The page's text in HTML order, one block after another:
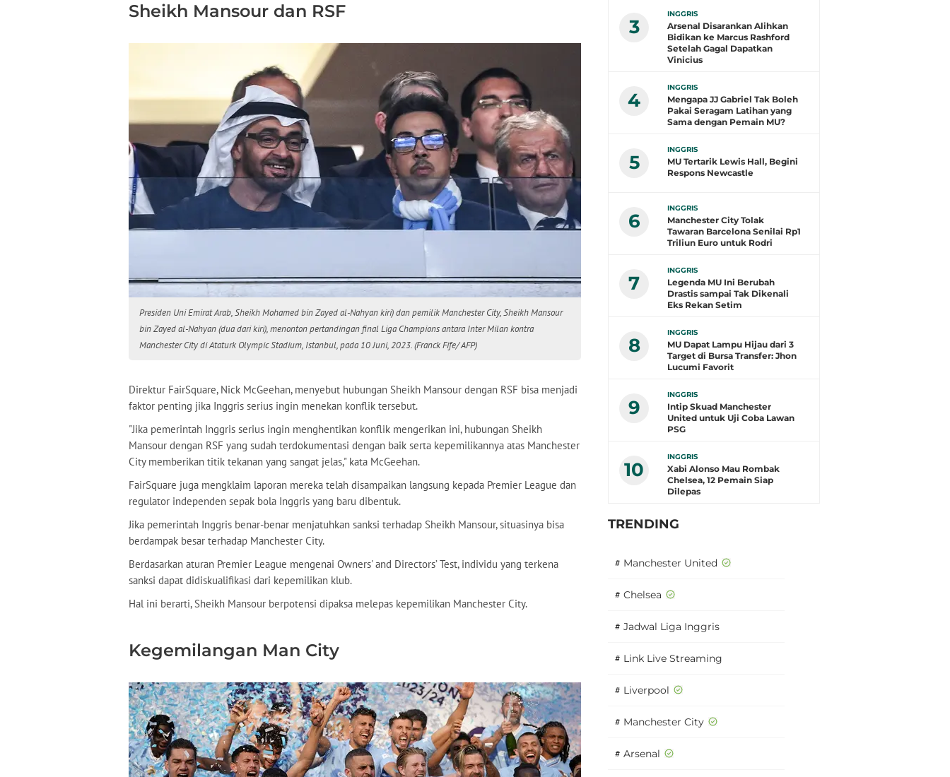
Sheikh Mansour dan RSF
Presiden Uni Emirat Arab, Sheikh Mohamed bin Zayed al-Nahyan kiri) dan pemilik Manchester City, Sheikh Mansour
bin Zayed al-Nahyan (dua dari kiri), menonton pertandingan final Liga Champions antara Inter Milan kontra
Manchester City di Ataturk Olympic Stadium, Istanbul, pada 10 Juni, 2023. (Franck Fife/ AFP)
Direktur FairSquare, Nick McGeehan, menyebut hubungan Sheikh Mansour dengan RSF bisa menjadi
faktor penting jika Inggris serius ingin menekan konflik tersebut.
"Jika pemerintah Inggris serius ingin menghentikan konflik mengerikan ini, hubungan Sheikh
Mansour dengan RSF yang sudah terdokumentasi dengan baik serta kepemilikannya atas Manchester
City memberikan titik tekanan yang sangat jelas," kata McGeehan.
FairSquare juga mengklaim laporan mereka telah disampaikan langsung kepada Premier League dan
regulator independen sepak bola Inggris yang baru dibentuk.
Jika pemerintah Inggris benar-benar menjatuhkan sanksi terhadap Sheikh Mansour, situasinya bisa
berdampak besar terhadap Manchester City.
Berdasarkan aturan Premier League mengenai Owners' and Directors’ Test, individu yang terkena
sanksi dapat didiskualifikasi dari kepemilikan klub.
Hal ini berarti, Sheikh Mansour berpotensi dipaksa melepas kepemilikan Manchester City.
Kegemilangan Man City
3
INGGRIS
Arsenal Disarankan Alihkan
Bidikan ke Marcus Rashford
Setelah Gagal Dapatkan
Vinicius
4
INGGRIS
Mengapa JJ Gabriel Tak Boleh
Pakai Seragam Latihan yang
Sama dengan Pemain MU?
5
INGGRIS
MU Tertarik Lewis Hall, Begini
Respons Newcastle
6
INGGRIS
Manchester City Tolak
Tawaran Barcelona Senilai Rp1
Triliun Euro untuk Rodri
7
INGGRIS
Legenda MU Ini Berubah
Drastis sampai Tak Dikenali
Eks Rekan Setim
8
INGGRIS
MU Dapat Lampu Hijau dari 3
Target di Bursa Transfer: Jhon
Lucumi Favorit
9
INGGRIS
Intip Skuad Manchester
United untuk Uji Coba Lawan
PSG
10
INGGRIS
Xabi Alonso Mau Rombak
Chelsea, 12 Pemain Siap
Dilepas
TRENDING
# Manchester United
# Chelsea
# Jadwal Liga Inggris
# Link Live Streaming
# Liverpool
# Manchester City
# Arsenal